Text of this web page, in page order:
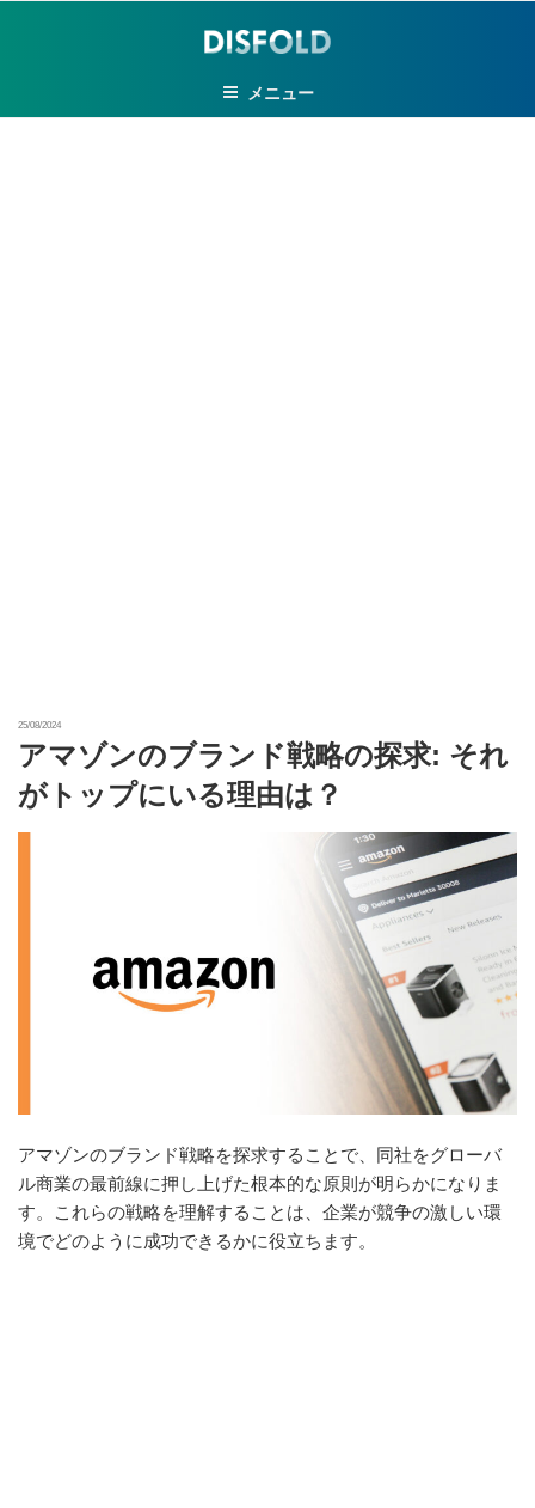
メニュー
25/08/2024
アマゾンのブランド戦略の探求: それ
がトップにいる理由は？
アマゾンのブランド戦略を探求することで、同社をグローバ
ル商業の最前線に押し上げた根本的な原則が明らかになりま
す。これらの戦略を理解することは、企業が競争の激しい環
境でどのように成功できるかに役立ちます。